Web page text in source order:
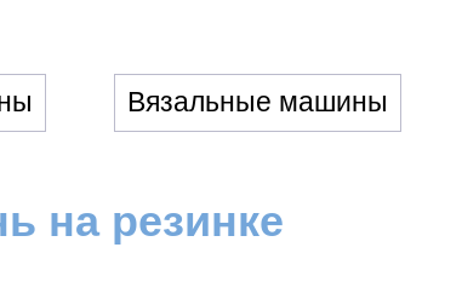
Вязальные машины
на резинке